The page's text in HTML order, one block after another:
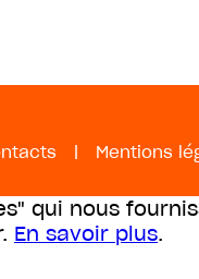
| Mentions
qui nous
En savoir plus.